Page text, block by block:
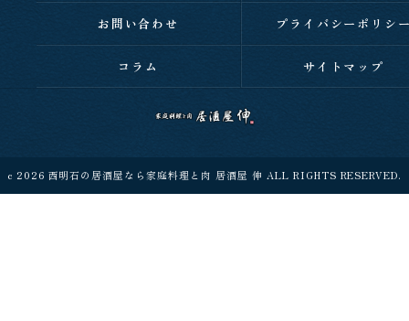
お問い合わせ プライバシーポリシ
コラム サイトマップ
c 2026 西明石の居酒屋なら家庭料理と肉 居酒屋 伸 ALL RIGHTS RESERVED.